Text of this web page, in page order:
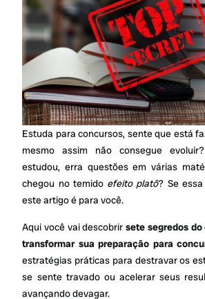
Estuda para concursos, sente que está
mesmo assim não consegue
estudou, erra questões em várias
chegou no temido efeito platô? Se
este artigo é para você.
Aqui você vai descobrirsete segredos
transformar sua preparação para
estratégias práticas para destravar os
se sente travado ou acelerar seus
avançando devagar.